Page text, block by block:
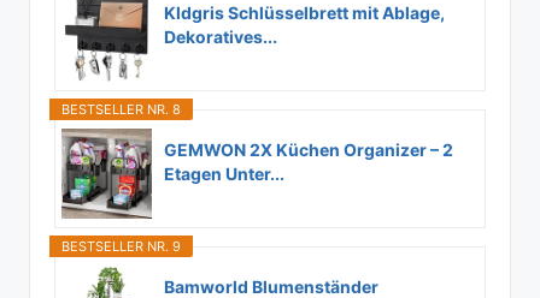
Kldgris Schlüsselbrett mit Ablage,
Dekoratives...
BESTSELLER NR. 8
GEMWON 2X Küchen Organizer – 2
Etagen Unter...
BESTSELLER NR. 9
Bamworld Blumenständer